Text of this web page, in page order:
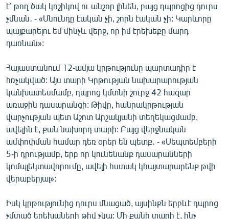
է՝ թող ծակ կոշիկով ու անշոր լինեն, բայց դպրոցից դուրս
չմնան․ - «Սնունդը էական չի, շորն էական չի: Կարևորը
պայքարելու եմ մինչև վերջ, որ իմ էրեխեքը մարդ
դառնան»:
Հայաստանում 12-ամյա կրթությունը պարտադիր է
հռչակված: Այս տարի Կրթության նախարարության
կանխատեսմամբ, դպրոց կմտնի շուրջ 42 հազար
առաջին դասարանցի: Թիվը, հանրակրթության
վարչության պետ Աշոտ Արշակյանի տեղեկացմամբ,
ավելին է, քան նախորդ տարի: Բայց վերջնական
ամփոփման համար դեռ օրեր են պետք․ - «Սեպտեմբերի
5-ի դրությամբ, երբ որ կունենանք դասարանների
կոմպլեկտավորումը, ավելի հստակ կհայտարարենք թվի
վերաբերյալ»:
Իսկ կրթությունից դուրս մնացած, այսինքն երբևէ դպրոց
չմտած երեխաների թիվ չկա: Մի քանի տարի է, ինչ